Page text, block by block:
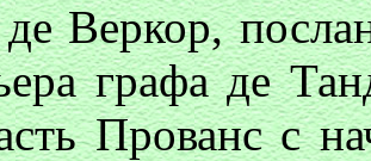
Веркор,
графа де
Прованс с